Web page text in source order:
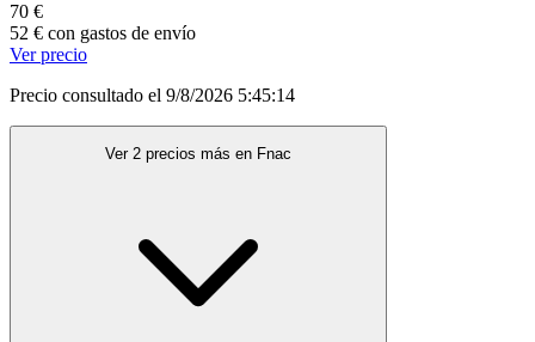
70 €
52 € con gastos de envío
Ver precio
Precio consultado el 9/8/2026 5:45:14
Ver 2 precios más en Fnac